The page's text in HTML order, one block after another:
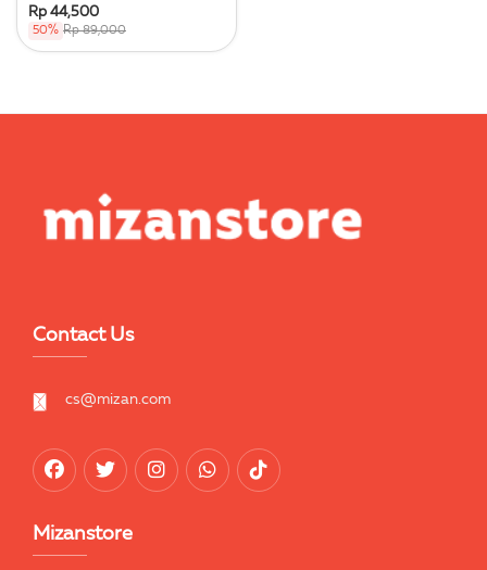
Rp 44,500
50% Rp 89,000
Contact Us
cs@mizan.com
Mizanstore